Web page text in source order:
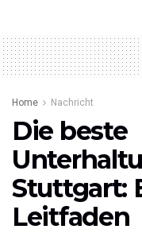
Home Nachricht
Die beste
Stuttgart:
Leitfaden